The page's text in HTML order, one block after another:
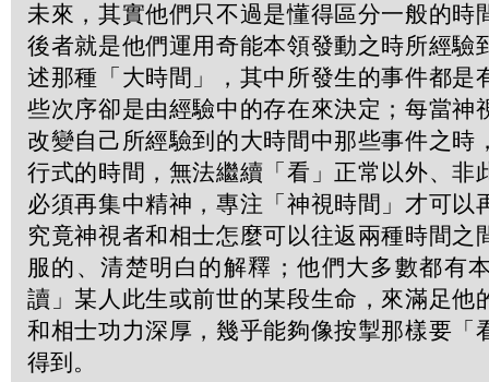
未來，其實他們只不過是懂得區分一般的時
後者就是他們運用奇能本領發動之時所經驗
述那種「大時間」，其中所發生的事件都是
些次序卻是由經驗中的存在來決定；每當神
改變自己所經驗到的大時間中那些事件之時
行式的時間，無法繼續「看」正常以外、非
必須再集中精神，專注「神視時間」才可以
究竟神視者和相士怎麼可以往返兩種時間之
服的、清楚明白的解釋；他們大多數都有
讀」某人此生或前世的某段生命，來滿足他
和相士功力深厚，幾乎能夠像按掣那樣要「
得到。